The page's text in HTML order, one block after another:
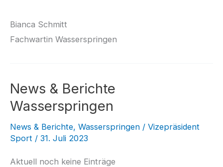
Bianca Schmitt
Fachwartin Wasserspringen
News & Berichte
Wasserspringen
News & Berichte, Wasserspringen / Vizepräsident
Sport / 31. Juli 2023
Aktuell noch keine Einträge